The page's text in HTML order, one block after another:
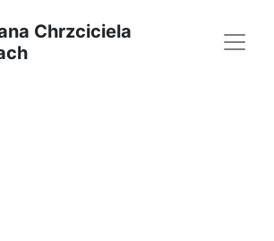
Chrzciciela